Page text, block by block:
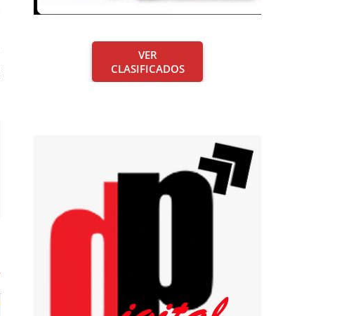
VER
CLASIFICADOS